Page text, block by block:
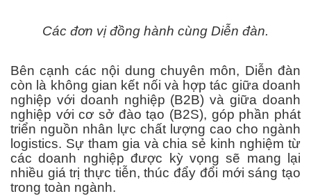
Các đơn vị đồng hành cùng Diễn đàn.
Bên cạnh các nội dung chuyên môn, Diễn đàn
còn là không gian kết nối và hợp tác giữa doanh
nghiệp với doanh nghiệp (B2B) và giữa doanh
nghiệp với cơ sở đào tạo (B2S), góp phần phát
triển nguồn nhân lực chất lượng cao cho ngành
logistics. Sự tham gia và chia sẻ kinh nghiệm từ
các doanh nghiệp được kỳ vọng sẽ mang lại
nhiều giá trị thực tiễn, thúc đẩy đổi mới sáng tạo
trong toàn ngành.